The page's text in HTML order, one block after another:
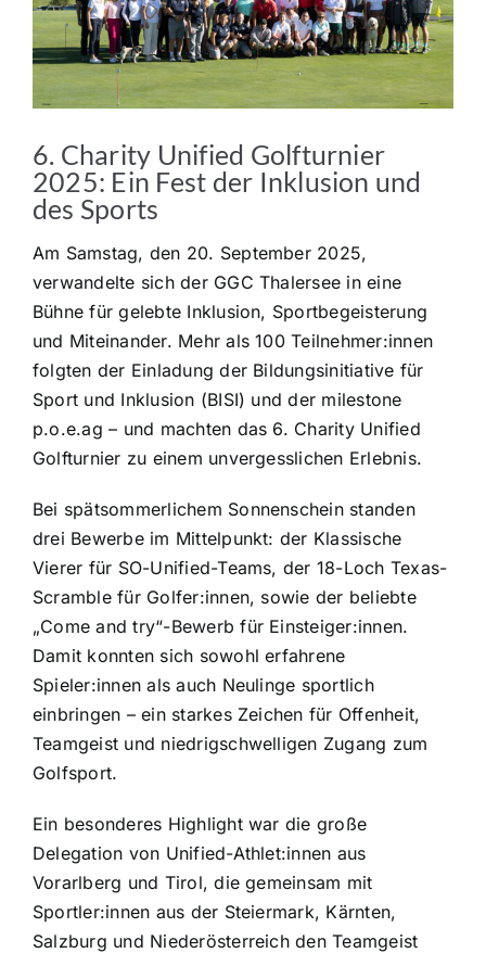
6. Charity Unified Golfturnier
2025: Ein Fest der Inklusion und
des Sports
Am Samstag, den 20. September 2025,
verwandelte sich der GGC Thalersee in eine
Bühne für gelebte Inklusion, Sportbegeisterung
und Miteinander. Mehr als 100 Teilnehmer:innen
folgten der Einladung der Bildungsinitiative für
Sport und Inklusion (BISI) und der milestone
p.o.e.ag – und machten das 6. Charity Unified
Golfturnier zu einem unvergesslichen Erlebnis.
Bei spätsommerlichem Sonnenschein standen
drei Bewerbe im Mittelpunkt: der Klassische
Vierer für SO-Unified-Teams, der 18-Loch Texas-
Scramble für Golfer:innen, sowie der beliebte
„Come and try“-Bewerb für Einsteiger:innen.
Damit konnten sich sowohl erfahrene
Spieler:innen als auch Neulinge sportlich
einbringen – ein starkes Zeichen für Offenheit,
Teamgeist und niedrigschwelligen Zugang zum
Golfsport.
Ein besonderes Highlight war die große
Delegation von Unified-Athlet:innen aus
Vorarlberg und Tirol, die gemeinsam mit
Sportler:innen aus der Steiermark, Kärnten,
Salzburg und Niederösterreich den Teamgeist